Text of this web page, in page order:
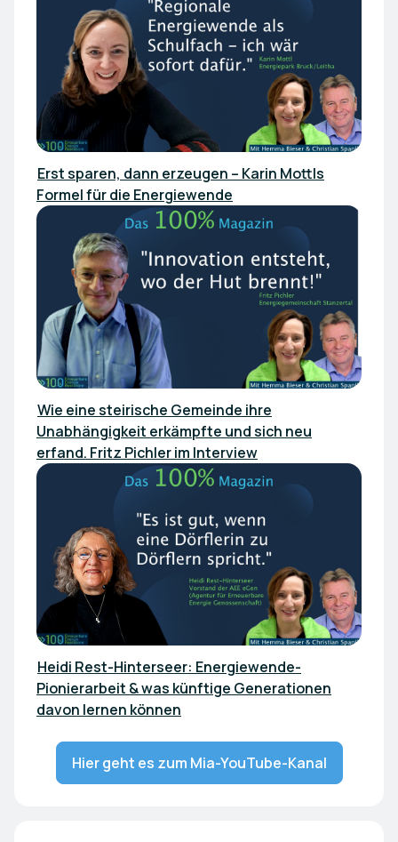
Erst sparen, dann erzeugen – Karin Mottls
Formel für die Energiewende
Wie eine steirische Gemeinde ihre
Unabhängigkeit erkämpfte und sich neu
erfand. Fritz Pichler im Interview
Heidi Rest-Hinterseer: Energiewende-
Pionierarbeit & was künftige Generationen
davon lernen können
Hier geht es zum Mia-YouTube-Kanal